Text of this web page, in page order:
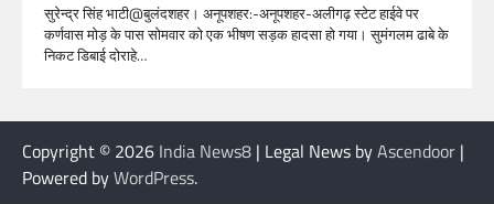
सुरेन्द्र सिंह भाटी@बुलंदशहर। अनूपशहर:-अनूपशहर-अलीगढ़ स्टेट हाईवे पर
कर्णवास मोड़ के पास सोमवार को एक भीषण सड़क हादसा हो गया। सुमंगलम ढाबे के
निकट डिबाई दोराहे…
Copyright © 2026 India News8 | Legal News byAscendoor |
Powered byWordPress.